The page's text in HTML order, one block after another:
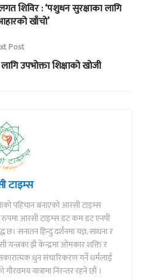
शिविर : ‘पशुधन सुरक्षाका लागि
खाँचो’
Post
उपभोक्ता शिक्षाको खोजी
टाइम्स
पहिचान बनाएको आरसी टाइम्स
रुपमा आरसी टाइम्स डट कम डट एनपी
छ। सनातन हिन्दु दर्शनमा यज्ञ, साधना र
यन्त्रका झै केन्द्रमा ओमकार शक्ति र
धुन संचारिकरण गर्ने धर्मलाई
यात्रामा निरन्तर रहने छौं ।